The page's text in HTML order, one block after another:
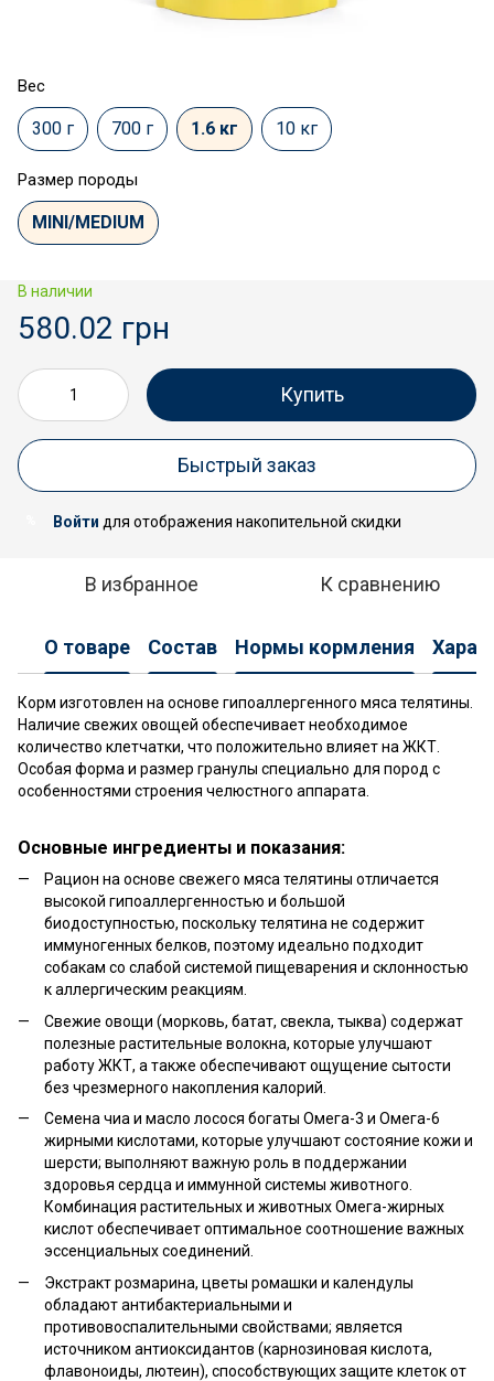
Вес
300 г 700 г 1.6 кг 10 кг
Размер породы
MINI/MEDIUM
В наличии
580.02 грн
Купить
Быстрый заказ
Войти для отображения накопительной скидки
В избранное К сравнению
О товаре Состав Нормы кормления
Корм изготовлен на основе гипоаллергенного мяса телятины.
Наличие свежих овощей обеспечивает необходимое
количество клетчатки, что положительно влияет на ЖКТ.
Особая форма и размер гранулы специально для пород с
особенностями строения челюстного аппарата.
Основные ингредиенты и показания:
Рацион на основе свежего мяса телятины отличается
высокой гипоаллергенностью и большой
биодоступностью, поскольку телятина не содержит
иммуногенных белков, поэтому идеально подходит
собакам со слабой системой пищеварения и склонностью
к аллергическим реакциям.
Свежие овощи (морковь, батат, свекла, тыква) содержат
полезные растительные волокна, которые улучшают
работу ЖКТ, а также обеспечивают ощущение сытости
без чрезмерного накопления калорий.
Семена чиа и масло лосося богаты Омега-3 и Омега-6
жирными кислотами, которые улучшают состояние кожи и
шерсти; выполняют важную роль в поддержании
здоровья сердца и иммунной системы животного.
Комбинация растительных и животных Омега-жирных
кислот обеспечивает оптимальное соотношение важных
эссенциальных соединений.
Экстракт розмарина, цветы ромашки и календулы
обладают антибактериальными и
противовоспалительными свойствами; является
источником антиоксидантов (карнозиновая кислота,
флавоноиды, лютеин), способствующих защите клеток от